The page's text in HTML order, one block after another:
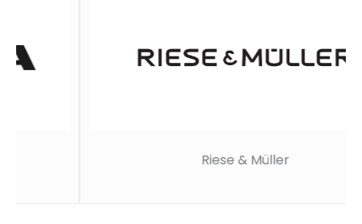
Riese & Müller